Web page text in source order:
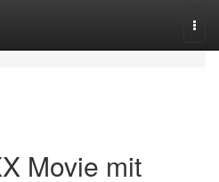
Movie mit